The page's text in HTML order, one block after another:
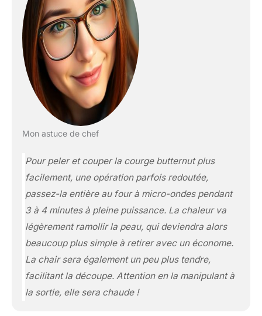
Mon astuce de chef
Pour peler et couper la courge butternut plus
facilement, une opération parfois redoutée,
passez-la entière au four à micro-ondes pendant
3 à 4 minutes à pleine puissance. La chaleur va
légèrement ramollir la peau, qui deviendra alors
beaucoup plus simple à retirer avec un économe.
La chair sera également un peu plus tendre,
facilitant la découpe. Attention en la manipulant à
la sortie, elle sera chaude !